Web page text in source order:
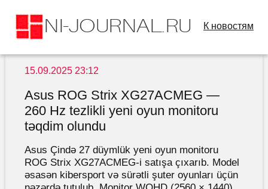
К новостям
15.09.2025 23:12
Asus ROG Strix XG27ACMEG —
260 Hz tezlikli yeni oyun monitoru
təqdim olundu
Asus Çində 27 düymlük yeni oyun monitoru
ROG Strix XG27ACMEG-i satışa çıxarıb. Model
əsasən kibersport və sürətli şuter oyunları üçün